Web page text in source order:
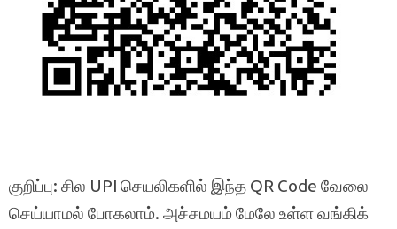
குறிப்பு: சில UPI செயலிகளில் இந்த QR Code வேலை
செய்யாமல் போகலாம். அச்சமயம் மேலே உள்ள வங்கிக்